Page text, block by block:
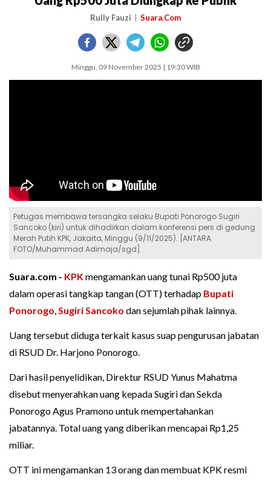
Rully Fauzi Suara.Com
Minggu, 09 November 2025 | 19:30 WIB
Petugas membawa tersangka selaku Bupati Ponorogo Sugiri
Sancoko (kiri) untuk dihadirkan dalam konferensi pers di gedung
Merah Putih KPK, Jakarta, Minggu (9/11/2025). [ANTARA
FOTO/Muhammad Adimaja/sgd]
Suara.com - KPKmengamankan uang tunai Rp500 juta
dalam operasi tangkap tangan (OTT) terhadap Bupati
Ponorogo,Sugiri Sancoko dan sejumlah pihak lainnya.
Uang tersebut diduga terkait kasus suap pengurusan jabatan
di RSUD Dr. Harjono Ponorogo.
Dari hasil penyelidikan, Direktur RSUD Yunus Mahatma
disebut menyerahkan uang kepada Sugiri dan Sekda
Ponorogo Agus Pramono untuk mempertahankan
jabatannya. Total uang yang diberikan mencapai Rp1,25
miliar.
OTT ini mengamankan 13 orang dan membuat KPK resmi